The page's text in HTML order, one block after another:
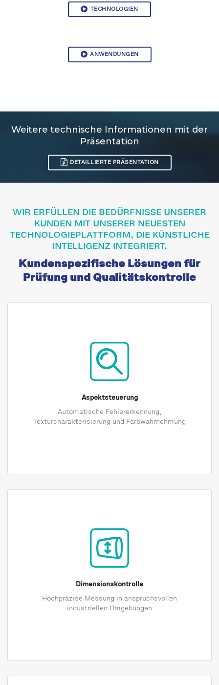
TECHNOLOGIEN
ANWENDUNGEN
Weitere technische Informationen mit der
Präsentation
DETAILLIERTE PRÄSENTATION
WIR ERFÜLLEN DIE BEDÜRFNISSE UNSERER
KUNDEN MIT UNSERER NEUESTEN
TECHNOLOGIEPLATTFORM, DIE KÜNSTLICHE
INTELLIGENZ INTEGRIERT.
Kundenspezifische Lösungen für
Prüfung und Qualitätskontrolle
Aspektsteuerung
Automatische Fehlererkennung,
Texturcharakterisierung und Farbwahrnehmung
Dimensionskontrolle
Hochpräzise Messung in anspruchsvollen
industriellen Umgebungen